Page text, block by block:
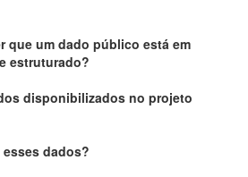
que um dado público está em
estruturado?
disponibilizados no projeto
esses dados?